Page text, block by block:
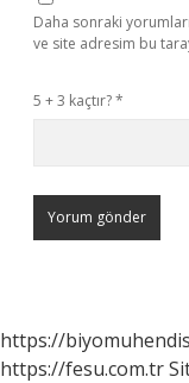
Daha sonraki
ve site adresim bu
5 + 3 kaçtır?*
https://
https://fesu.com.tr